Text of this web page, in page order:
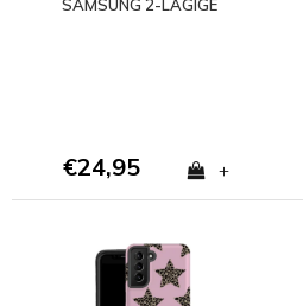
SAMSUNG 2-LAGIGE
€24,95 +